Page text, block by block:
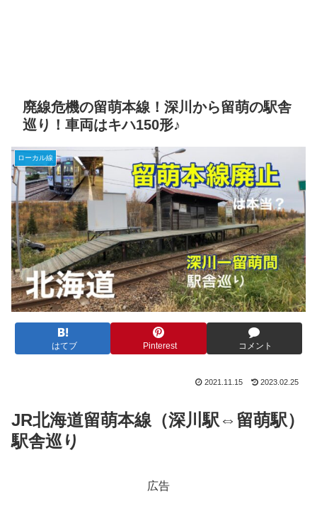
廃線危機の留萌本線！深川から留萌の駅舎
巡り！車両はキハ150形♪
ローカル線
はてブ Pinterest コメント
2021.11.15 2023.02.25
JR北海道留萌本線（深川駅⇔留萌駅）
駅舎巡り
広告